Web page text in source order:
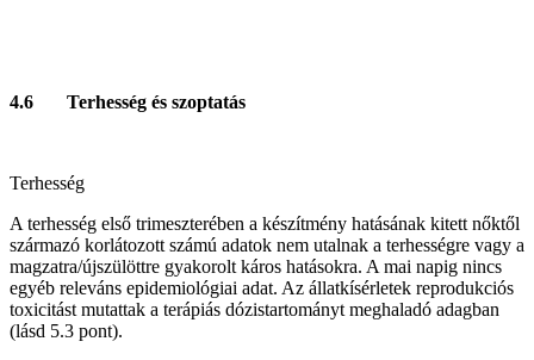
4.6 Terhesség és szoptatás
Terhesség
A terhesség első trimeszterében a készítmény hatásának kitett nőktől
származó korlátozott számú adatok nem utalnak a terhességre vagy a
magzatra/újszülöttre gyakorolt káros hatásokra. A mai napig nincs
egyéb releváns epidemiológiai adat. Az állatkísérletek reprodukciós
toxicitást mutattak a terápiás dózistartományt meghaladó adagban
(lásd 5.3 pont).